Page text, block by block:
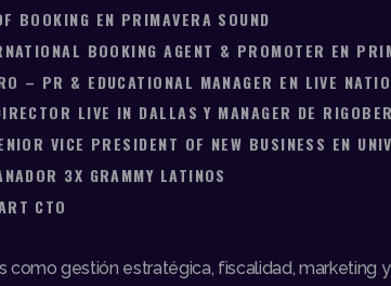
BOOKING EN PRIMAVERA SOUND
BOOKING AGENT & PROMOTER EN
– PR & EDUCATIONAL MANAGER EN LIVE
LIVE IN DALLAS Y MANAGER DE
VICE PRESIDENT OF NEW BUSINESS EN
3X GRAMMY LATINOS
CTO
como gestión estratégica, fiscalidad, marketing